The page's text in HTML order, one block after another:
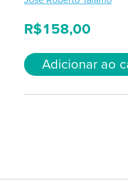
R$158,00
Adicionar ao